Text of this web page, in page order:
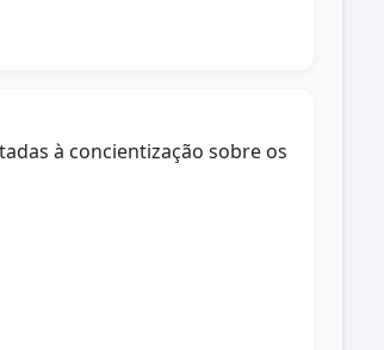
à concientização sobre os